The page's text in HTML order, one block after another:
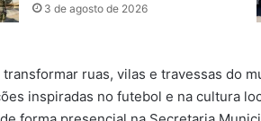
3 de agosto de 2026
transformar ruas, vilas e travessas do
inspiradas no futebol e na cultura